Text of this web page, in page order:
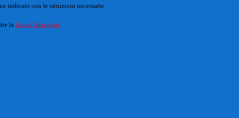
indicato con le istruzioni necessarie.
la Login Spaggiari